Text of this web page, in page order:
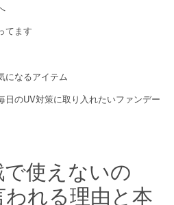
てます
になるアイテム
日のUV対策に取り入れたいファンデー
使えないの
れる理由と本